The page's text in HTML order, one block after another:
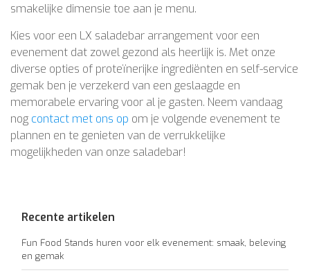
smakelijke dimensie toe aan je menu.
Kies voor een LX saladebar arrangement voor een
evenement dat zowel gezond als heerlijk is. Met onze
diverse opties of proteïnerijke ingrediënten en self-service
gemak ben je verzekerd van een geslaagde en
memorabele ervaring voor al je gasten. Neem vandaag
nog contact met ons op om je volgende evenement te
plannen en te genieten van de verrukkelijke
mogelijkheden van onze saladebar!
Recente artikelen
Fun Food Stands huren voor elk evenement: smaak, beleving
en gemak